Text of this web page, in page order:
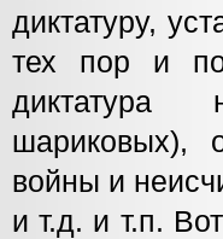
диктатуру,
тех пор и
диктатура
шариковых),
войны и
и т.д. и т.п.